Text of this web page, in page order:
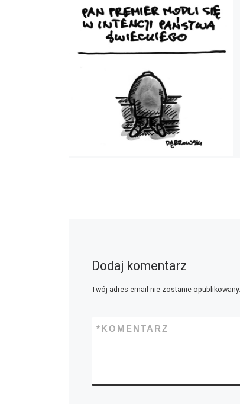
Dodaj komentarz
Twój adres email nie zostanie opublikowany.
KOMENTARZ
*